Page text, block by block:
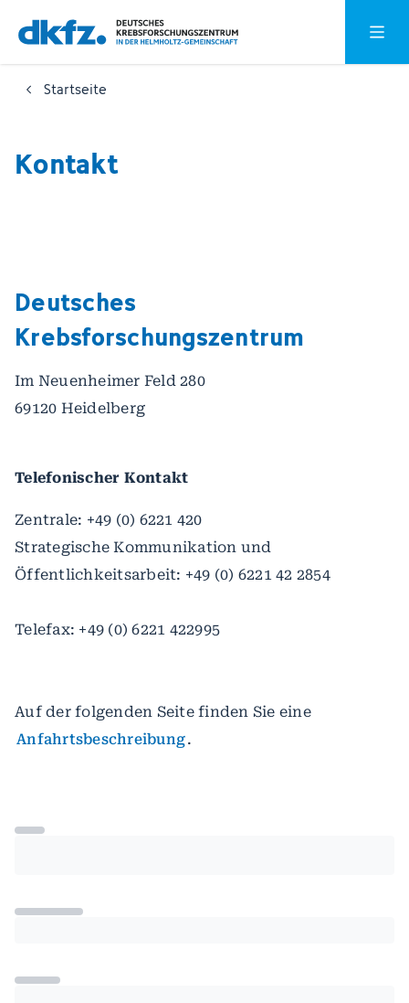
Zum
Hauptinhalt
springen
Zur
Fußzeile
springen
Startseite
Kontakt
Deutsches
Krebsforschungszentrum
Im Neuenheimer Feld 280
69120 Heidelberg
Telefonischer Kontakt
Zentrale: +49 (0) 6221 420
Strategische Kommunikation und
Öffentlichkeitsarbeit: +49 (0) 6221 42 2854
Telefax: +49 (0) 6221 422995
Auf der folgenden Seite finden Sie eine
Anfahrtsbeschreibung.